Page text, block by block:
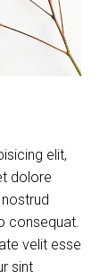
elit,
dolore
consequat.
velit esse
sint